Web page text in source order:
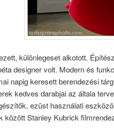
különlegeset alkotott.
designer volt. Modern és
napig keresett berendezési
kedves darabjai az általa
ezüst használati
között Stanley Kubrick